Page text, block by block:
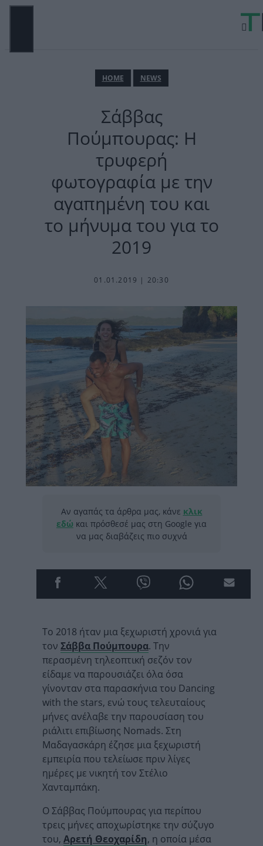
Μετάβαση
ΗΟΜΕ NEWS
Σάββας
Πούμπουρας: Η
τρυφερή
φωτογραφία με την
αγαπημένη του και
το μήνυμα του για το
2019
01.01.2019 | 20:30
Αν αγαπάς τα άρθρα μας, κάνε κλικ
εδώ και πρόσθεσέ μας στη Google για
να μας διαβάζεις πιο συχνά
Το 2018 ήταν μια ξεχωριστή χρονιά για
τον Σάββα Πούμπουρα. Την
περασμένη τηλεοπτική σεζόν τον
είδαμε να παρουσιάζει όλα όσα
γίνονταν στα παρασκήνια του Dancing
with the stars, ενώ τους τελευταίους
μήνες ανέλαβε την παρουσίαση του
ριάλιτι επιβίωσης Nomads. Στη
Μαδαγασκάρη έζησε μια ξεχωριστή
εμπειρία που τελείωσε πριν λίγες
ημέρες με νικητή τον Στέλιο
Χανταμπάκη.
Ο Σάββας Πούμπουρας για περίπου
τρεις μήνες αποχωρίστηκε την σύζυγο
του, Αρετή Θεοχαρίδη, η οποία μέσα